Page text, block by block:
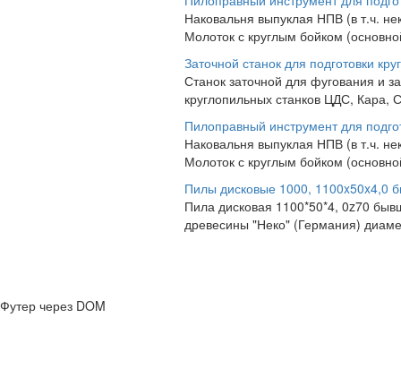
Наковальня выпуклая НПВ (в т.ч.
Молоток с круглым бойком
Заточной станок для подготовки
Станок заточной для фугования и
круглопильных станков ЦДС,
Пилоправный инструмент для
Наковальня выпуклая НПВ (в т.ч.
Молоток с круглым бойком
Пилы дисковые 1000, 1100x50x4,0
Пила дисковая 1100*50*4, 0z70
древесины "Неко" (Германия)
Футер через DOM